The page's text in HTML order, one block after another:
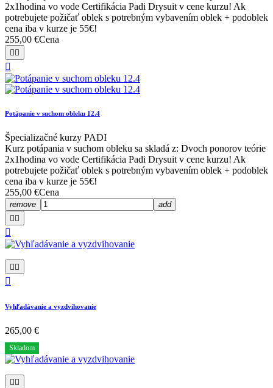
2x1hodina vo vode Certifikácia Padi Drysuit v cene kurzu! Ak
potrebujete požičať oblek s potrebným vybavením oblek + podoblek
cena iba v kurze je 55€!
255,00 €Cena


Potápanie v suchom obleku 12.4
Špecializačné kurzy PADI
Kurz potápania v suchom obleku sa skladá z: Dvoch ponorov teórie
2x1hodina vo vode Certifikácia Padi Drysuit v cene kurzu! Ak
potrebujete požičať oblek s potrebným vybavením oblek + podoblek
cena iba v kurze je 55€!
255,00 €Cena
remove
add
 

 

Vyhľadávanie a vyzdvihovanie
265,00 €
Skladom
 